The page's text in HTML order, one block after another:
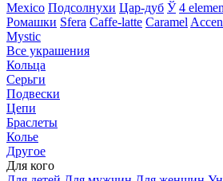
Mexico Подсолнухи Цар-дуб Ў 4
Ромашки Sfera Caffe-latte Caramel
Mystic
Все украшения
Кольца
Серьги
Подвески
Цепи
Браслеты
Колье
Другое
Для кого